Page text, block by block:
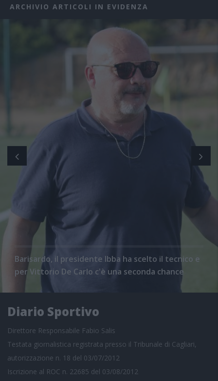
ARCHIVIO ARTICOLI IN EVIDENZA
Barisardo, il presidente Ibba ha scelto il tecnico e
per Vittorio De Carlo c'è una seconda chance
Diario Sportivo
Direttore Responsabile Fabio Salis
Testata giornalistica registrata presso il Tribunale di Cagliari,
autorizzazione n. 18 del 03/07/2012
Iscrizione al ROC n. 22685 del 03/08/2012